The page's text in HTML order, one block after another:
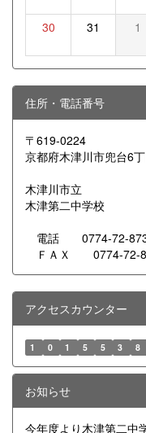
30 31 1
住所・電話番号
〒619-0224
京都府木津川市兜台6
木津川市立
木津第二中学校
電話 0774-72-
ＦＡＸ 0774-72-
アクセスカウンター
1 0 1 5 5 3 8
お知らせ
今年度より木津第二中